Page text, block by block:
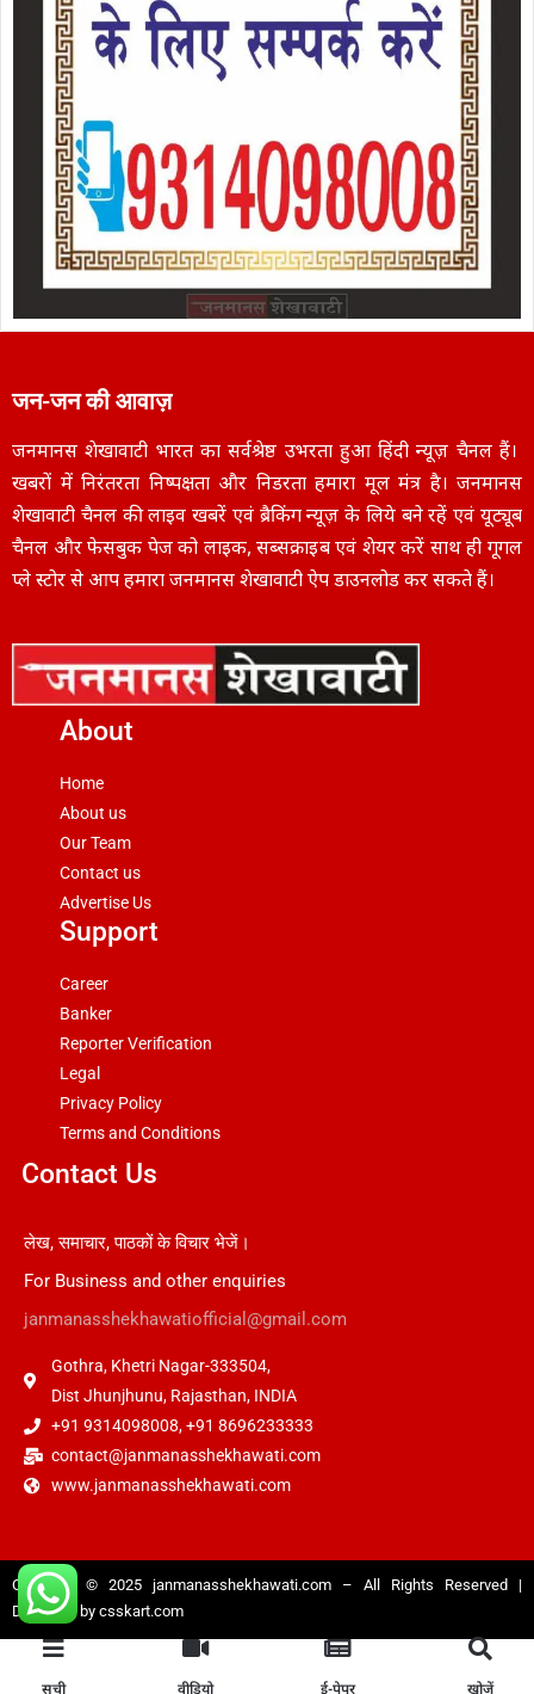
सूची वीडियो ई-पेपर खोजें
जन-जन की आवाज़
जनमानस शेखावाटी भारत का सर्वश्रेष्ठ उभरता हुआ हिंदी न्यूज़ चैनल हैं।
खबरों में निरंतरता निष्पक्षता और निडरता हमारा मूल मंत्र है। जनमानस
शेखावाटी चैनल की लाइव खबरें एवं ब्रैकिंग न्यूज़ के लिये बने रहें एवं यूट्यूब
चैनल और फेसबुक पेज को लाइक, सब्सक्राइब एवं शेयर करें साथ ही गूगल
प्ले स्टोर से आप हमारा जनमानस शेखावाटी ऐप डाउनलोड कर सकते हैं।
About
Home
About us
Our Team
Contact us
Advertise Us
Support
Career
Banker
Reporter Verification
Legal
Privacy Policy
Terms and Conditions
Contact Us
लेख, समाचार, पाठकों के विचार भेजें।
For Business and other enquiries
janmanasshekhawatiofficial@gmail.com
Gothra, Khetri Nagar-333504,
Dist Jhunjhunu, Rajasthan, INDIA
+91 9314098008, +91 8696233333
contact@janmanasshekhawati.com
www.janmanasshekhawati.com
Copyright © 2025 janmanasshekhawati.com – All Rights Reserved |
Designed by csskart.com